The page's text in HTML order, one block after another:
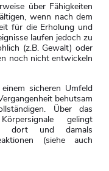
über Fähigkeiten
wenn nach dem
für die Erholung und
laufen jedoch zu
(z.B. Gewalt) oder
noch nicht entwickeln
sicheren Umfeld
behutsam
Über das
gelingt
dort und damals
(siehe auch